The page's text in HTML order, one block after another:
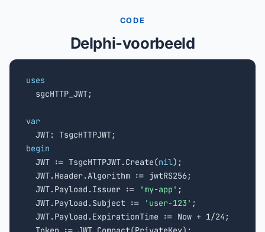
CODE
Delphi-voorbeeld
uses
sgcHTTP_JWT;
var
begin
JWT := TsgcHTTPJWT.Create(nil);
  JWT.Header.Algorithm := jwtRS256;
  JWT.Payload.Issuer :=
'my-app' ;
  JWT.Payload.Subject :=
'user-123' ;
  JWT.Payload.ExpirationTime := Now + 1/24;